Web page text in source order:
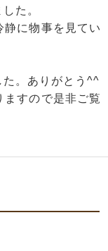
た。
に物事を見てい
た。ありがとう^^
ますので是非ご覧